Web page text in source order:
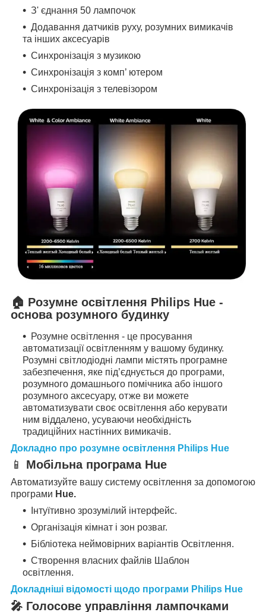
З' єднання 50 лампочок
Додавання датчиків руху, розумних вимикачів
та інших аксесуарів
Синхронізація з музикою
Синхронізація з комп’ ютером
Синхронізація з телевізором
🏠 Розумне освітлення Philips Hue -
основа розумного будинку
Розумне освітлення - це просування
автоматизації освітленням у вашому будинку.
Розумні світлодіодні лампи містять програмне
забезпечення, яке під’єднується до програми,
розумного домашнього помічника або іншого
розумного аксесуару, отже ви можете
автоматизувати своє освітлення або керувати
ним віддалено, усуваючи необхідність
традиційних настінних вимикачів.
Докладно про розумне освітлення Philips Hue
📱 Мобільна програма Hue
Автоматизуйте вашу систему освітлення за допомогою
програми Hue.
Інтуїтивно зрозумілий інтерфейс.
Організація кімнат і зон розваг.
Бібліотека неймовірних варіантів Освітлення.
Створення власних файлів Шаблон
освітлення.
Докладніші відомості щодо програми Philips Hue
🎤 Голосове управління лампочками